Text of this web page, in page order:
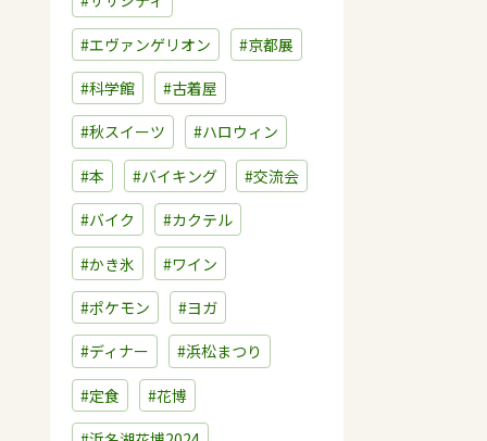
#エヴァンゲリオン #京都展
#科学館 #古着屋
#秋スイーツ #ハロウィン
#本 #バイキング #交流会
#バイク #カクテル
#かき氷 #ワイン
#ポケモン #ヨガ
#ディナー #浜松まつり
#定食 #花博